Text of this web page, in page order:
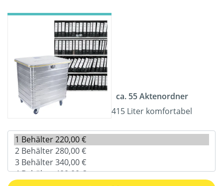
ca. 55 Aktenordner
415 Liter komfortabel